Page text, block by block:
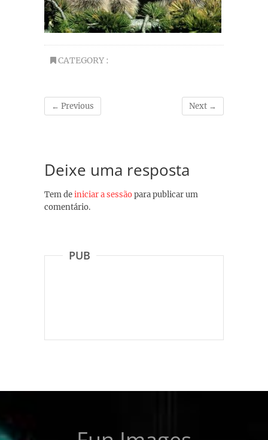
CATEGORY :
← Previous Next →
Deixe uma resposta
Tem deiniciar a sessãopara publicar um
comentário.
PUB